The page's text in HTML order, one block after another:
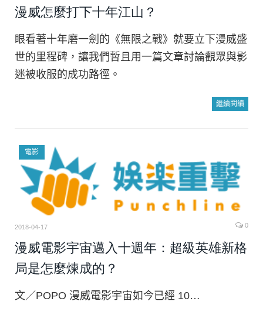
漫威怎麼打下十年江山？
眼看著十年磨一劍的《無限之戰》就要立下漫威盛
世的里程碑，讓我們暫且用一篇文章討論觀眾與影
迷被收服的成功路徑。
繼續閱讀
電影
2018-04-17 0
漫威電影宇宙邁入十週年：超級英雄新格
局是怎麼煉成的？
文／POPO 漫威電影宇宙如今已經 10…